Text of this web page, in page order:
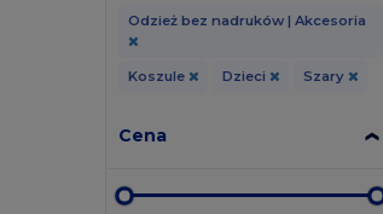
Odzież bez nadruków | Akcesoria
Koszule Dzieci Szary
Cena